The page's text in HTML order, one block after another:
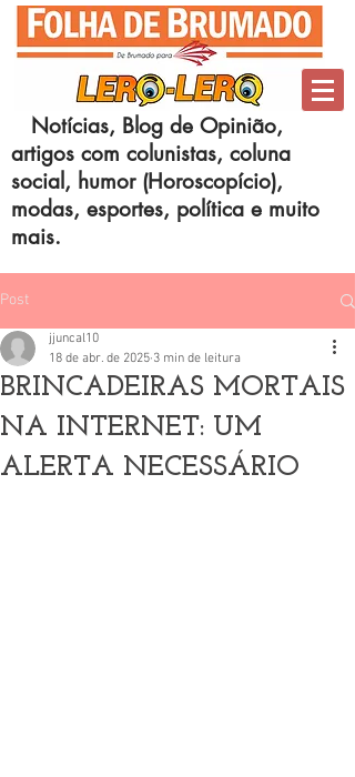
Notícias, Blog de Opinião,
artigos com colunistas, coluna
social, humor (Horoscopício),
modas, esportes, política e muito
mais.
Post
BRINCADEIRAS MORTAIS
NA INTERNET: UM
ALERTA NECESSÁRIO
jjuncal10
18 de abr. de 2025 3 min de leitura